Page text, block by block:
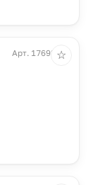
Арт. 17693.30
☆